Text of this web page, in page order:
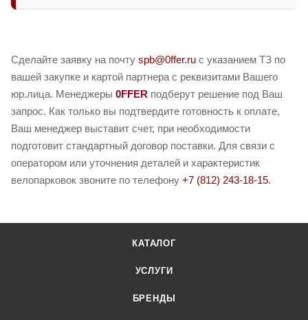
Сделайте заявку на почту spb@0ffer.ru с указанием ТЗ по
вашей закупке и картой партнера с реквизитами Вашего
юр.лица. Менеджеры 0FFER подберут решение под Ваш
запрос. Как только вы подтвердите готовность к оплате,
Ваш менеджер выставит счет, при необходимости
подготовит стандартный договор поставки. Для связи с
оператором или уточнения деталей и характеристик
велопарковок звоните по телефону +7 (812) 243-18-15.
КАТАЛОГ
УСЛУГИ
БРЕНДЫ